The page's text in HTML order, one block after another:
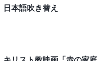
日本語吹き替え